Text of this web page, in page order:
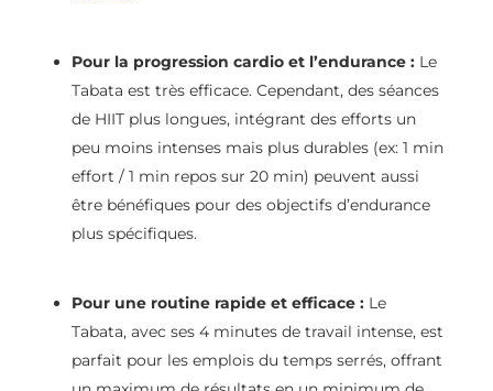
Pour la progression cardio et l’endurance :Le
Tabata est très efficace. Cependant, des séances
de HIIT plus longues, intégrant des efforts un
peu moins intenses mais plus durables (ex: 1 min
effort / 1 min repos sur 20 min) peuvent aussi
être bénéfiques pour des objectifs d’endurance
plus spécifiques.
Pour une routine rapide et efficace :Le
Tabata, avec ses 4 minutes de travail intense, est
parfait pour les emplois du temps serrés, offrant